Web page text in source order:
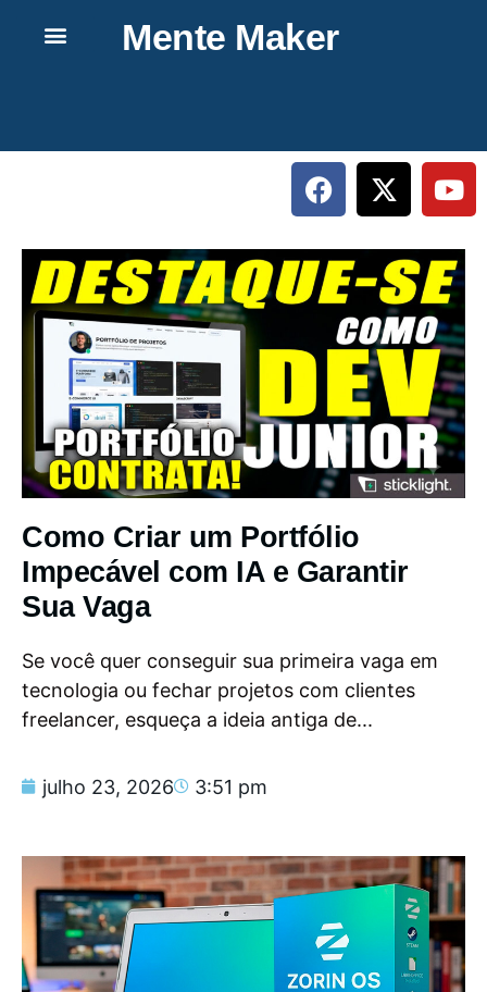
Mente Maker
Como Criar um Portfólio
Impecável com IA e Garantir
Sua Vaga
Se você quer conseguir sua primeira vaga em
tecnologia ou fechar projetos com clientes
freelancer, esqueça a ideia antiga de...
julho 23, 2026 3:51 pm